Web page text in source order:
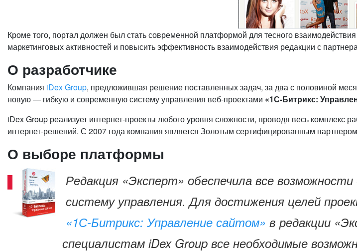
Кроме того, портал должен был стать современной платформой для тесного
маркетинговых активностей и повысить эффективность взаимодействия редакции с
О разработчике
Компания iDex Group, предложившая решение поставленных задач, за два с половиной
новую — гибкую и современную систему управления веб-проектами «1С-Битрикс:
iDex Group реализует интернет-проекты любого уровня сложности, проводя весь комплекс
интернет-решений. С 2007 года компания является Золотым сертифицированным партнером
О выборе платформы
Редакция «Эксперт» обеспечила все
систему управления. Для достижения целей
«1С-Битрикс: Управление сайтом» в редакции
специалистам iDex Group все необходимые